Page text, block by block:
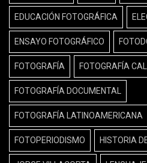
EDUCACIÓN FOTOGRÁFICA
ENSAYO FOTOGRÁFICO
FOTOGRAFÍA FOTOGRAFÍA
FOTOGRAFÍA DOCUMENTAL
FOTOGRAFÍA LATINOAMERICANA
FOTOPERIODISMO HISTORIA